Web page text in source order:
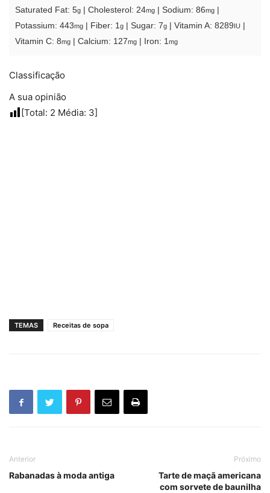
Saturated Fat: 5g Cholesterol: 24mg Sodium: 86mg
Potassium: 443mg Fiber: 1g Sugar: 7g Vitamin A: 8289IU
Vitamin C: 8mg Calcium: 127mg Iron: 1mg
Classificação
A sua opinião
[Total: 2 Média: 3]
TEMAS Receitas de sopa
Anterior
Rabanadas à moda antiga
Próximo
Tarte de maçã americana
com sorvete de baunilha